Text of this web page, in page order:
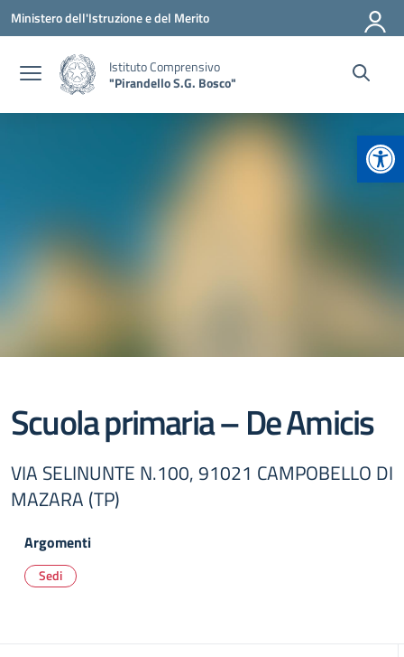
Vai ai contenuti
Vai al menu di navigazione
Vai al footer
Ministero dell'Istruzione e del Merito
Istituto Comprensivo
"Pirandello S.G. Bosco"
Scuola primaria – De Amicis
VIA SELINUNTE N.100, 91021 CAMPOBELLO DI
MAZARA (TP)
Argomenti
Sedi